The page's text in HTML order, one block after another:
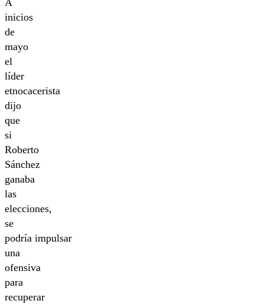
A
inicios
de
mayo
el
líder
etnocacerista
dijo
que
si
Roberto
Sánchez
ganaba
las
elecciones,
se
podría impulsar
una
ofensiva
para
recuperar